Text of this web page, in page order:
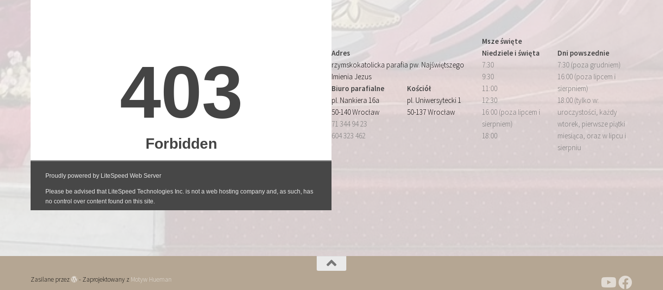
Adres
rzymskokatolicka parafia pw. Najświętszego
Imienia Jezus
Biuro parafialne
pl. Nankiera 16a
50-140 Wrocław
71 344 94 23
604 323 462
Kościół
pl. Uniwersytecki 1
50-137 Wrocław
Msze święte
Niedziele i święta
7:30
9:30
11:00
12:30
16:00 (poza lipcem i
sierpniem)
18:00
Dni powszednie
7:30 (poza grudniem)
16:00 (poza lipcem i
sierpniem)
18:00 (tylko w:
uroczystości, każdy
wtorek, pierwsze piątki
miesiąca, oraz w lipcu i
sierpniu
Zasilane przez - Zaprojektowany z Motyw Hueman